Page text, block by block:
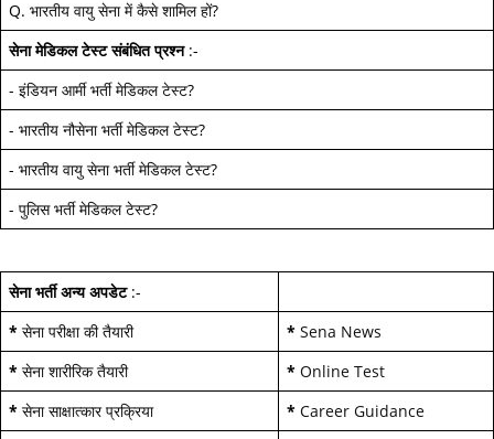
Q. भारतीय वायु सेना में कैसे शामिल हों?
सेना मेडिकल टेस्ट संबंधित प्रश्न:-
- इंडियन आर्मी भर्ती मेडिकल टेस्ट?
- भारतीय नौसेना भर्ती मेडिकल टेस्ट?
- भारतीय वायु सेना भर्ती मेडिकल टेस्ट?
- पुलिस भर्ती मेडिकल टेस्ट?
सेना भर्ती अन्य अपडेट:-
* सेना परीक्षा की तैयारी * Sena News
* सेना शारीरिक तैयारी * Online Test
* सेना साक्षात्कार प्रक्रिया * Career Guidance